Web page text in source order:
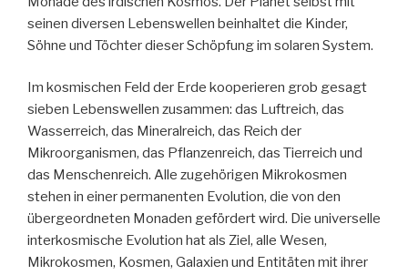
seinen diversen Lebenswellen beinhaltet die Kinder,
Söhne und Töchter dieser Schöpfung im solaren System.
Im kosmischen Feld der Erde kooperieren grob gesagt
sieben Lebenswellen zusammen: das Luftreich, das
Wasserreich, das Mineralreich, das Reich der
Mikroorganismen, das Pflanzenreich, das Tierreich und
das Menschenreich. Alle zugehörigen Mikrokosmen
stehen in einer permanenten Evolution, die von den
übergeordneten Monaden gefördert wird. Die universelle
interkosmische Evolution hat als Ziel, alle Wesen,
Mikrokosmen, Kosmen, Galaxien und Entitäten mit ihrer